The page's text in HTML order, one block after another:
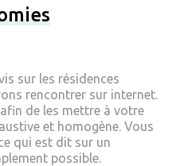
sur les résidences
rencontrer sur internet.
de les mettre à votre
et homogène. Vous
qui est dit sur un
possible.